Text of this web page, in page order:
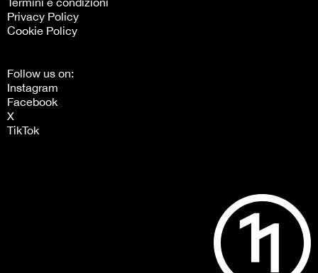
Privacy Policy
Cookie Policy
Follow us on:
Instagram
Facebook
X
TikTok